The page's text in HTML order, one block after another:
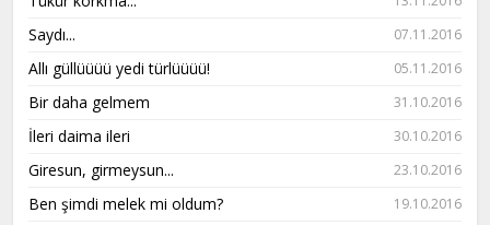
Saydı... 07.11.2016
Allı güllüüüü yedi türlüüüü! 05.11.2016
Bir daha gelmem 31.10.2016
İleri daima ileri 30.10.2016
Giresun, girmeysun... 23.10.2016
Ben şimdi melek mi oldum? 19.10.2016